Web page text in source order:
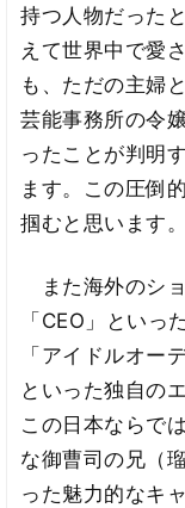
持つ人物だった
えて世界中で愛
も、ただの主婦
芸能事務所の令
ったことが判明
ます。この圧倒
掴むと思います。
また海外のシ
「CEO」といっ
「アイドルオー
といった独自の
この日本ならで
な御曹司の兄（
った魅力的なキ